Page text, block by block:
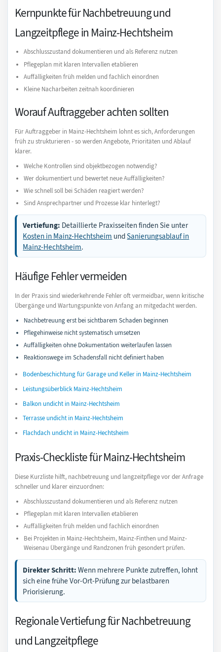
Kernpunkte für Nachbetreuung und
Langzeitpflege in Mainz-Hechtsheim
Abschlusszustand dokumentieren und als Referenz nutzen
Pflegeplan mit klaren Intervallen etablieren
Auffälligkeiten früh melden und fachlich einordnen
Kleine Nacharbeiten zeitnah koordinieren
Worauf Auftraggeber achten sollten
Für Auftraggeber in Mainz-Hechtsheim lohnt es sich, Anforderungen
früh zu strukturieren - so werden Angebote, Prioritäten und Ablauf
klarer.
Welche Kontrollen sind objektbezogen notwendig?
Wer dokumentiert und bewertet neue Auffälligkeiten?
Wie schnell soll bei Schäden reagiert werden?
Sind Ansprechpartner und Prozesse klar hinterlegt?
Vertiefung: Detaillierte Praxisseiten finden Sie unter
Kosten in Mainz-Hechtsheim undSanierungsablauf in
Mainz-Hechtsheim.
Häufige Fehler vermeiden
In der Praxis sind wiederkehrende Fehler oft vermeidbar, wenn kritische
Übergänge und Wartungspunkte von Anfang an mitgedacht werden.
Nachbetreuung erst bei sichtbarem Schaden beginnen
Pflegehinweise nicht systematisch umsetzen
Auffälligkeiten ohne Dokumentation weiterlaufen lassen
Reaktionswege im Schadensfall nicht definiert haben
Bodenbeschichtung für Garage und Keller in Mainz-Hechtsheim
Leistungsüberblick Mainz-Hechtsheim
Balkon undicht in Mainz-Hechtsheim
Terrasse undicht in Mainz-Hechtsheim
Flachdach undicht in Mainz-Hechtsheim
Praxis-Checkliste für Mainz-Hechtsheim
Diese Kurzliste hilft, nachbetreuung und langzeitpflege vor der Anfrage
schneller und klarer einzuordnen:
Abschlusszustand dokumentieren und als Referenz nutzen
Pflegeplan mit klaren Intervallen etablieren
Auffälligkeiten früh melden und fachlich einordnen
Bei Projekten in Mainz-Hechtsheim, Mainz-Finthen und Mainz-
Weisenau Übergänge und Randzonen früh gesondert prüfen.
Direkter Schritt: Wenn mehrere Punkte zutreffen, lohnt
sich eine frühe Vor-Ort-Prüfung zur belastbaren
Priorisierung.
Regionale Vertiefung für Nachbetreuung
und Langzeitpflege